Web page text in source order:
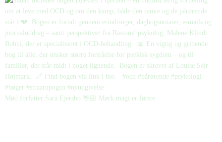
Mød forfatter Sara Ejersbo 👋🏼 Mørk magi er første